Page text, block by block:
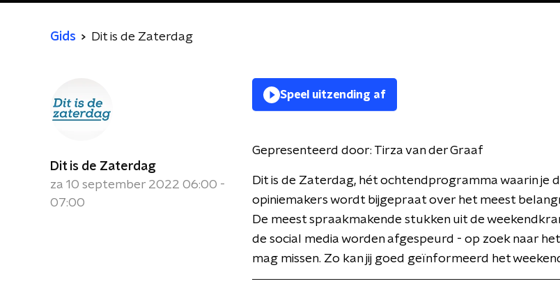
Gids Dit is de Zaterdag
Dit is de Zaterdag
za 10 september 2022 06:00 -
07:00
Speel uitzending af
Gepresenteerd door: Tirza van der Graaf
Dit is de Zaterdag, hét ochtendprogramma waarin je
opiniemakers wordt bijgepraat over het meest
De meest spraakmakende stukken uit de
de social media worden afgespeurd - op zoek naar
mag missen. Zo kan jij goed geïnformeerd het